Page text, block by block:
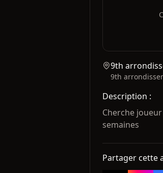
9th
9th
Description :
Cherche
semaines
Partager cette